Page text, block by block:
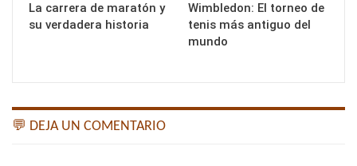
La carrera de maratón y
su verdadera historia
Wimbledon: El torneo de
tenis más antiguo del
mundo
💬 DEJA UN COMENTARIO